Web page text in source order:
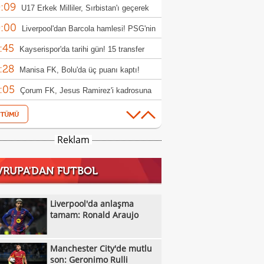
U17 Erkek Milliler, Sırbistan'ı geçerek
yükseldi!Liverpool'dan Barcola hamlesi! PSG'nin
dudak uçuklattı
Kayserispor'da tarihi gün! 15 transfer
Manisa FK, Bolu'da üç puanı kaptı!
Çorum FK, Jesus Ramirez'i kadrosuna
Fisnik Asllani'nin Leipzig'e transferi son
iptal oldu!
Erzurumspor, Ebosele ile anlaştı!
Fenerbahçe'ye müjdeli haber: Romelu
Manchester City'de mutlu son: Geronimo
Kıvanç Taşyaran ve Buğra Ünal, Avrupa
finale yükseldi
Altay, Tuna Üzümcü ile topbaşı yaptı
Reklam
FUTBOL
Liverpool'da anlaşma
tamam: Ronald Araujo
Manchester City'de mutlu
son: Geronimo Rulli